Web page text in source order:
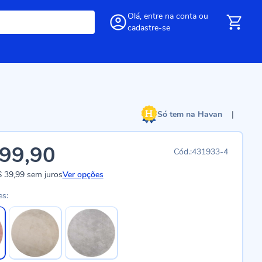
Olá, entre na conta ou
cadastre-se
Só tem na Havan |
431933-4
39,99sem jurosVer opções